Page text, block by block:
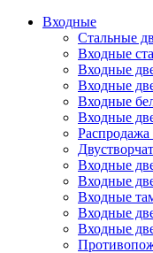
Входные
Стальные
Входные
Входные
Входные
Входные
Входные
Входные
Входные
Входные
Входные
Входные